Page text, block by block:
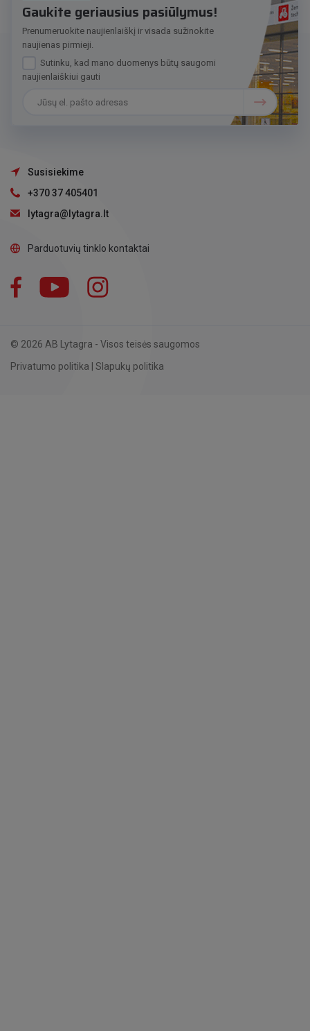
Gaukite geriausius pasiūlymus!
Prenumeruokite naujienlaiškį ir visada sužinokite
naujienas pirmieji.
Sutinku, kad mano duomenys būtų saugomi
naujienlaiškiui gauti
Susisiekime
+370 37 405401
lytagra@lytagra.lt
Parduotuvių tinklo kontaktai
Facebook YouTube
© 2026 AB Lytagra - Visos teisės saugomos
Privatumo politika
Slapukų politika